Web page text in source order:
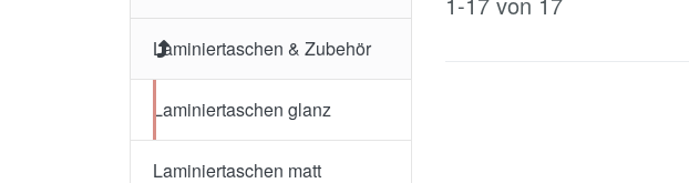
Laminiertaschen & Zubehör
Laminiertaschen glanz
Laminiertaschen matt